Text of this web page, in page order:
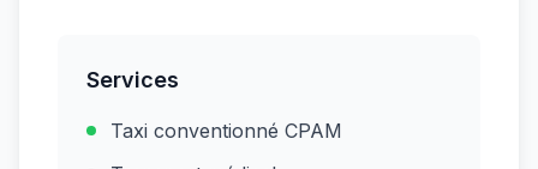
Services
Taxi conventionné CPAM